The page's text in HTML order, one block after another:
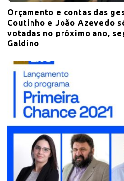
Orçamento e contas das
Coutinho e João Azevedo
votadas no próximo ano,
Galdino